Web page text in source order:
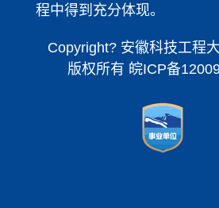
程中得到充分体现。
Copyright? 安徽科技工程
版权所有 皖ICP备